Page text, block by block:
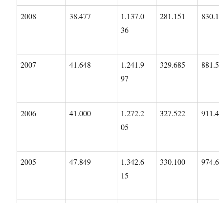
2008 38.477
1.137.0
36
281.151
2007 41.648
1.241.9
97
329.685
2006 41.000
1.272.2
05
327.522
2005 47.849
1.342.6
15
330.100